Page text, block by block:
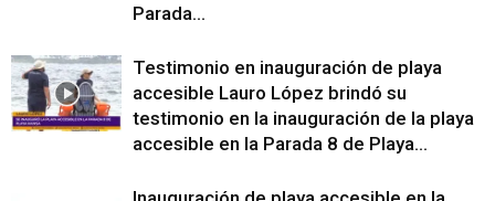
Parada...
Testimonio en inauguración de playa
accesible Lauro López brindó su
testimonio en la inauguración de la playa
accesible en la Parada 8 de Playa...